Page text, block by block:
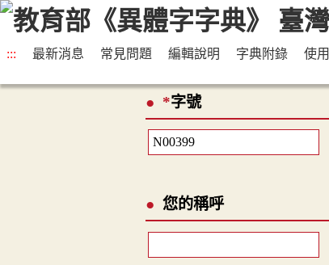
::: 最新消息 常見問題 編輯說明 字典附錄 使
*字號
您的稱呼